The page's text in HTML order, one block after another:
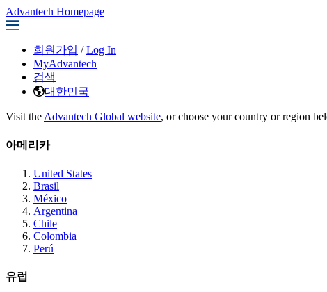
Advantech Homepage
회원가입 / Log In
MyAdvantech
검색
대한민국
Visit the Advantech Global website, or choose your country or region
아메리카
United States
Brasil
México
Argentina
Chile
Colombia
Perú
유럽